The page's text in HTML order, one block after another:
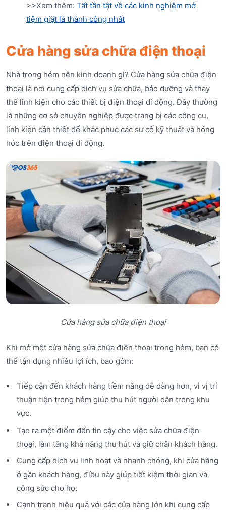
>>Xem thêm: Tất tần tật về các kinh nghiệm mở
tiệm giặt là thành công nhất
Cửa hàng sửa chữa điện thoại
Nhà trong hẻm nên kinh doanh gì? Cửa hàng sửa chữa điện
thoại là nơi cung cấp dịch vụ sửa chữa, bảo dưỡng và thay
thế linh kiện cho các thiết bị điện thoại di động. Đây thường
là những cơ sở chuyên nghiệp được trang bị các công cụ,
linh kiện cần thiết để khắc phục các sự cố kỹ thuật và hỏng
hóc trên điện thoại di động.
Cửa hàng sửa chữa điện thoại
Khi mở một cửa hàng sửa chữa điện thoại trong hẻm, bạn có
thể tận dụng nhiều lợi ích, bao gồm:
Tiếp cận đến khách hàng tiềm năng dễ dàng hơn, vì vị trí
thuận tiện trong hẻm giúp thu hút người dân trong khu
vực.
Tạo ra một điểm đến tin cậy cho việc sửa chữa điện
thoại, làm tăng khả năng thu hút và giữ chân khách hàng.
Cung cấp dịch vụ linh hoạt và nhanh chóng, khi cửa hàng
ở gần khách hàng, điều này giúp tiết kiệm thời gian và
công sức cho họ.
Cạnh tranh hiệu quả với các cửa hàng lớn khi cung cấp